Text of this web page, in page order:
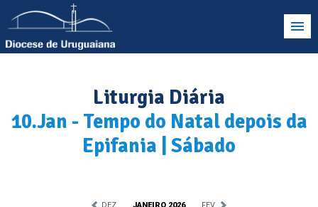
Liturgia Diária
10.Jan - Tempo do Natal depois da
Epifania | Sábado